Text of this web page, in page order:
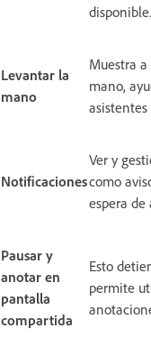
disponible.
Levantar la
mano
Muestra
mano,
Notificaciones
Ver y
como
espera de
Pausar y
anotar en
pantalla
compartida
Esto
permite